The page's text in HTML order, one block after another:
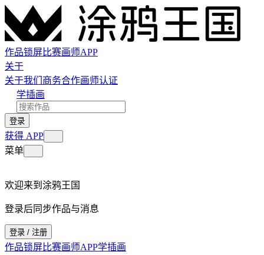
作品锁屏比赛画师APP
关于
关于我们 商务合作画师认证
学插画
登录
获得 APP
菜单
欢迎来到涂鸦王国
登录后同步作品与消息
登录 / 注册
作品锁屏比赛画师APP学插画